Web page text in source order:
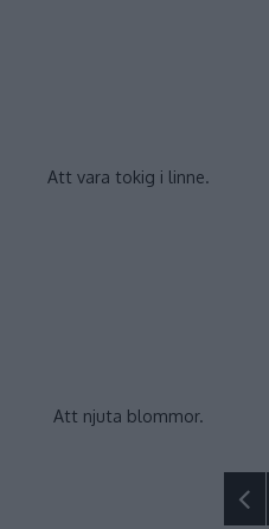
Att vara tokig i linne.
Att njuta blommor.